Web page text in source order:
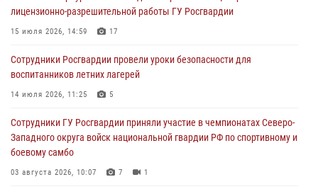
День Воздушно-десантных войск
02 августа 2026, 19:30 10
Сотрудники Росгвардии на Пушкинской улице задержали двух
граждан, подозреваемых в попытке поджога одного из баров в
центре города
лицензионно-разрешительной работы ГУ Росгвардии
15 июля 2026, 14:59 17
Сотрудники Росгвардии провели уроки безопасности для
воспитанников летних лагерей
14 июля 2026, 11:25 5
Сотрудники ГУ Росгвардии приняли участие в чемпионатах Северо-
Западного округа войск национальной гвардии РФ по спортивному и
боевому самбо
03 августа 2026, 10:07 7 1